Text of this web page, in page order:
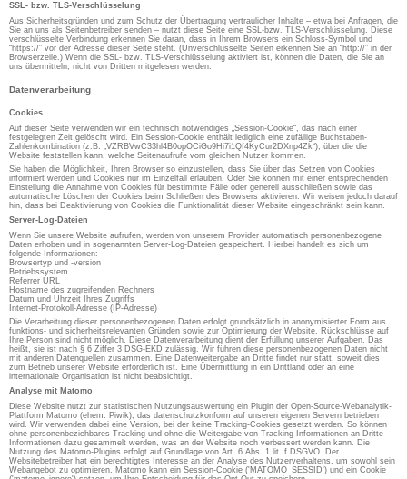
SSL- bzw. TLS-Verschlüsselung
Aus Sicherheitsgründen und zum Schutz der Übertragung vertraulicher Inhalte – etwa bei Anfragen, die
Sie an uns als Seitenbetreiber senden – nutzt diese Seite eine SSL-bzw. TLS-Verschlüsselung. Diese
verschlüsselte Verbindung erkennen Sie daran, dass in Ihrem Browsers ein Schloss-Symbol und
“https://” vor der Adresse dieser Seite steht. (Unverschlüsselte Seiten erkennen Sie an “http://” in der
Browserzeile.) Wenn die SSL- bzw. TLS-Verschlüsselung aktiviert ist, können die Daten, die Sie an
uns übermitteln, nicht von Dritten mitgelesen werden.
Datenverarbeitung
Cookies
Auf dieser Seite verwenden wir ein technisch notwendiges „Session-Cookie“, das nach einer
festgelegten Zeit gelöscht wird. Ein Session-Cookie enthält lediglich eine zufällige Buchstaben-
Zahlenkombination (z.B: „VZRBVwC33hl4B0opOCiGo9Hi7i1Qf4KyCur2DXnp4Zk“), über die die
Website feststellen kann, welche Seitenaufrufe vom gleichen Nutzer kommen.
Sie haben die Möglichkeit, Ihren Browser so einzustellen, dass Sie über das Setzen von Cookies
informiert werden und Cookies nur im Einzelfall erlauben. Oder Sie können mit einer entsprechenden
Einstellung die Annahme von Cookies für bestimmte Fälle oder generell ausschließen sowie das
automatische Löschen der Cookies beim Schließen des Browsers aktivieren. Wir weisen jedoch darauf
hin, dass bei Deaktivierung von Cookies die Funktionalität dieser Website eingeschränkt sein kann.
Server-Log-Dateien
Wenn Sie unsere Website aufrufen, werden von unserem Provider automatisch personenbezogene
Daten erhoben und in sogenannten Server-Log-Dateien gespeichert. Hierbei handelt es sich um
folgende Informationen:
Browsertyp und -version
Betriebssystem
Referrer URL
Hostname des zugreifenden Rechners
Datum und Uhrzeit Ihres Zugriffs
Internet-Protokoll-Adresse (IP-Adresse)
Die Verarbeitung dieser personenbezogenen Daten erfolgt grundsätzlich in anonymisierter Form aus
funktions- und sicherheitsrelevanten Gründen sowie zur Optimierung der Website. Rückschlüsse auf
Ihre Person sind nicht möglich. Diese Datenverarbeitung dient der Erfüllung unserer Aufgaben. Das
heißt, sie ist nach § 6 Ziffer 3 DSG-EKD zulässig. Wir führen diese personenbezogenen Daten nicht
mit anderen Datenquellen zusammen. Eine Datenweitergabe an Dritte findet nur statt, soweit dies
zum Betrieb unserer Website erforderlich ist. Eine Übermittlung in ein Drittland oder an eine
internationale Organisation ist nicht beabsichtigt.
Analyse mit Matomo
Diese Website nutzt zur statistischen Nutzungsauswertung ein Plugin der Open-Source-Webanalytik-
Plattform Matomo (ehem. Piwik), das datenschutzkonform auf unseren eigenen Servern betrieben
wird. Wir verwenden dabei eine Version, bei der keine Tracking-Cookies gesetzt werden. So können
ohne personenbeziehbares Tracking und ohne die Weitergabe von Tracking-Informationen an Dritte
Informationen dazu gesammelt werden, was an der Website noch verbessert werden kann. Die
Nutzung des Matomo-Plugins erfolgt auf Grundlage von Art. 6 Abs. 1 lit. f DSGVO. Der
Websitebetreiber hat ein berechtigtes Interesse an der Analyse des Nutzerverhaltens, um sowohl sein
Webangebot zu optimieren. Matomo kann ein Session-Cookie ('MATOMO_SESSID') und ein Cookie